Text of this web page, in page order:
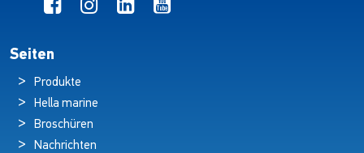
Seiten
Produkte
Hella marine
Broschüren
Nachrichten